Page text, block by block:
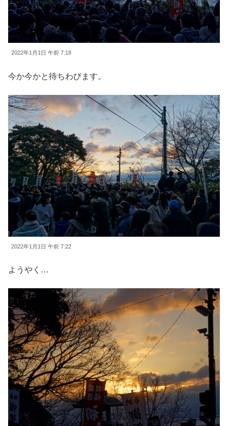
2022年1月1日 午前 7:18
今か今かと待ちわびます。
2022年1月1日 午前 7:22
ようやく…